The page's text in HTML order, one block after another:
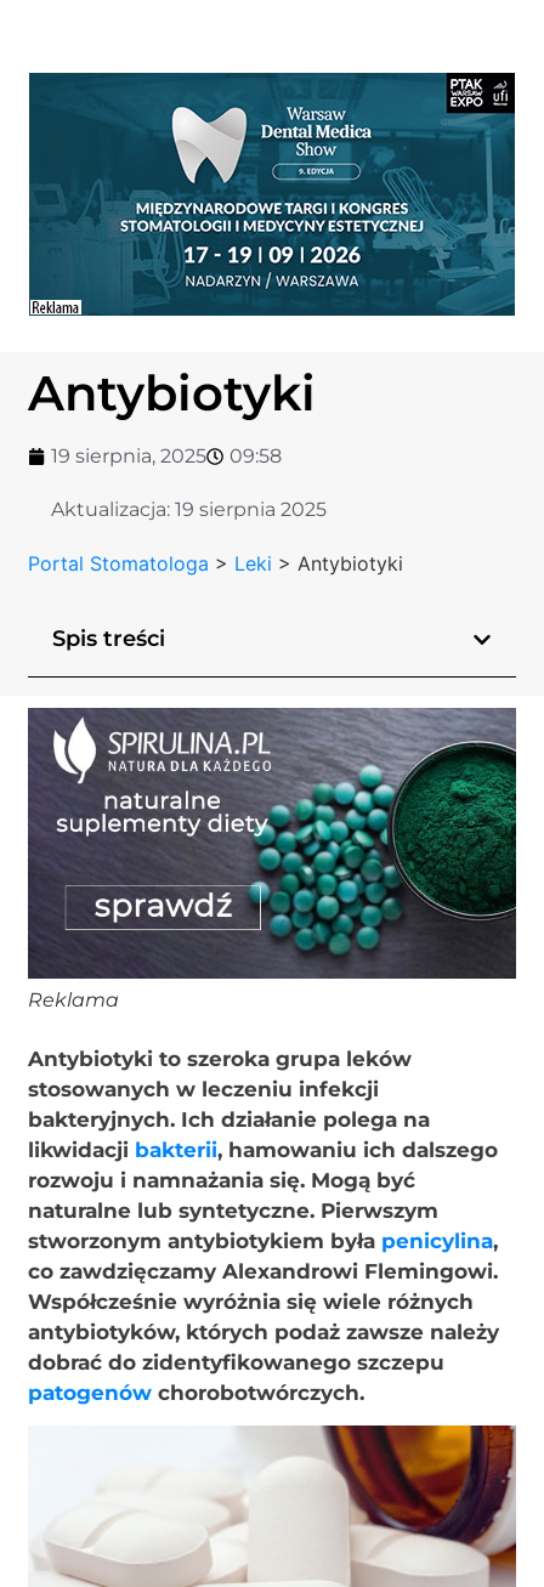
Antybiotyki
19 sierpnia, 2025 09:58
Aktualizacja:19 sierpnia 2025
Portal Stomatologa > Leki >Antybiotyki
Spis treści
Reklama
Antybiotyki to szeroka grupa leków
stosowanych w leczeniu infekcji
bakteryjnych. Ich działanie polega na
likwidacji bakterii, hamowaniu ich dalszego
rozwoju i namnażania się. Mogą być
naturalne lub syntetyczne. Pierwszym
stworzonym antybiotykiem była penicylina,
co zawdzięczamy Alexandrowi Flemingowi.
Współcześnie wyróżnia się wiele różnych
antybiotyków, których podaż zawsze należy
dobrać do zidentyfikowanego szczepu
patogenów chorobotwórczych.